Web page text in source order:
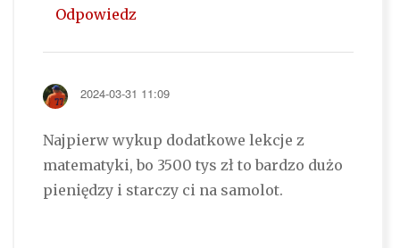
Odpowiedz
2024-03-31 11:09
Najpierw wykup dodatkowe lekcje z
matematyki, bo 3500 tys zł to bardzo dużo
pieniędzy i starczy ci na samolot.